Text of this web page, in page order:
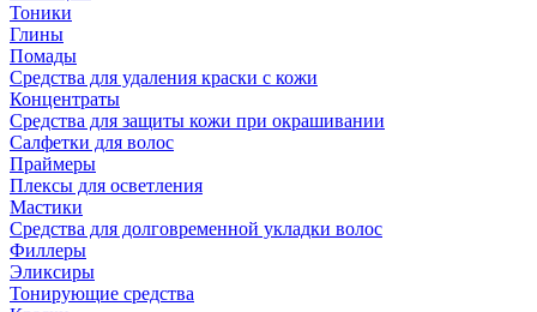
Тоники
Глины
Помады
Средства для удаления краски с кожи
Концентраты
Средства для защиты кожи при окрашивании
Салфетки для волос
Праймеры
Плексы для осветления
Мастики
Средства для долговременной укладки волос
Филлеры
Эликсиры
Тонирующие средства